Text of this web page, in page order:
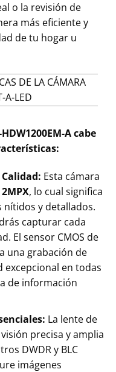
o la revisión de
más eficiente y
de tu hogar u
DE LA CÁMARA
A-LED
A cabe
Esta cámara
2MPX, lo cual significa
nítidos y detallados.
capturar cada
El sensor CMOS de
una grabación de
excepcional en todas
de información
La lente de
precisa y amplia
DWDR y BLC
imágenes